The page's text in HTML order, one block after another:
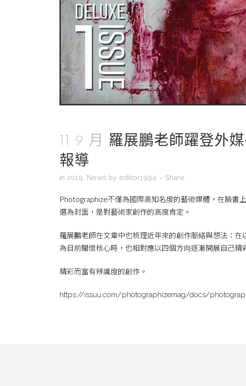
11 9 月 羅展鵬老師躍登外
報導
in 2019, News by editor1994 Share
Photographize不僅為國際高知名度的藝術媒體，在臉書
選為封面，是對藝術家創作的高度肯定。
羅展鵬老師在文章中也梳理近年來的創作脈絡與想法：
為目前關懷核心時，也相對應以四個方向逐漸開展自己精
精彩而富有辨識度的創作。
https://issuu.com/photographizemag/docs/